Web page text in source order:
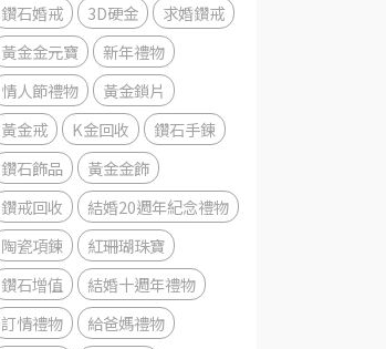
鑽石婚戒
3D硬金
求婚鑽戒
黃金金元寶
新年禮物
情人節禮物
黃金鎖片
黃金戒
K金回收
鑽石手鍊
鑽石飾品
黃金金飾
鑽戒回收
結婚20週年紀念禮物
陶瓷項鍊
紅珊瑚珠寶
鑽石增值
結婚十週年禮物
訂情禮物
給爸媽禮物